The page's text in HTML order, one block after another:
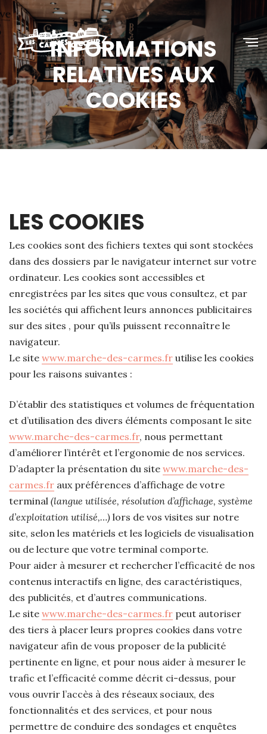
INFORMATIONS
RELATIVES AUX
COOKIES
LES COOKIES
Les cookies sont des fichiers textes qui sont stockées
dans des dossiers par le navigateur internet sur votre
ordinateur. Les cookies sont accessibles et
enregistrées par les sites que vous consultez, et par
les sociétés qui affichent leurs annonces publicitaires
sur des sites , pour qu’ils puissent reconnaître le
navigateur.
Le site www.marche-des-carmes.fr utilise les cookies
pour les raisons suivantes :
D’établir des statistiques et volumes de fréquentation
et d’utilisation des divers éléments composant le site
www.marche-des-carmes.fr, nous permettant
d’améliorer l’intérêt et l’ergonomie de nos services.
D’adapter la présentation du site www.marche-des-
carmes.fr aux préférences d’affichage de votre
terminal (langue utilisée, résolution d’affichage, système
d’exploitation utilisé,…) lors de vos visites sur notre
site, selon les matériels et les logiciels de visualisation
ou de lecture que votre terminal comporte.
Pour aider à mesurer et rechercher l’efficacité de nos
contenus interactifs en ligne, des caractéristiques,
des publicités, et d’autres communications.
Le site www.marche-des-carmes.fr peut autoriser
des tiers à placer leurs propres cookies dans votre
navigateur afin de vous proposer de la publicité
pertinente en ligne, et pour nous aider à mesurer le
trafic et l’efficacité comme décrit ci-dessus, pour
vous ouvrir l’accès à des réseaux sociaux, des
fonctionnalités et des services, et pour nous
permettre de conduire des sondages et enquêtes